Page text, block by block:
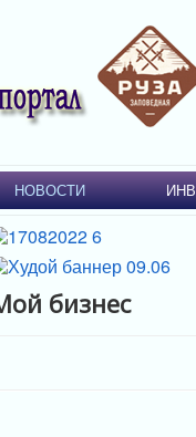
НОВОСТИ
бизнес